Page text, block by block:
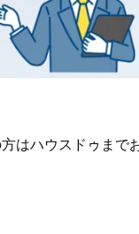
はハウスドゥまで